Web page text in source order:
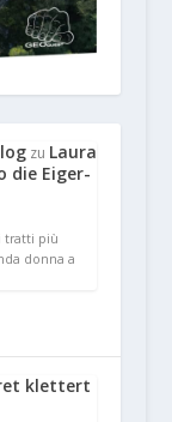
zu Laura
die Eiger-
tratti più
donna a
klettert